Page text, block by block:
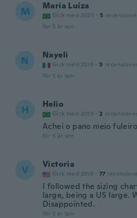
M Maria Luíza
Gick med 2020 · 5
för 5 år sen
N Nayeli
Gick med 2019 · 5
för 5 år sen
H Helio
Gick med 2019 · 2
Achei o pano meio
för 5 år sen
V Victoria
Gick med 2018 · 77
I followed the sizing
large, being a US large.
Disappointed.
för 5 år sen